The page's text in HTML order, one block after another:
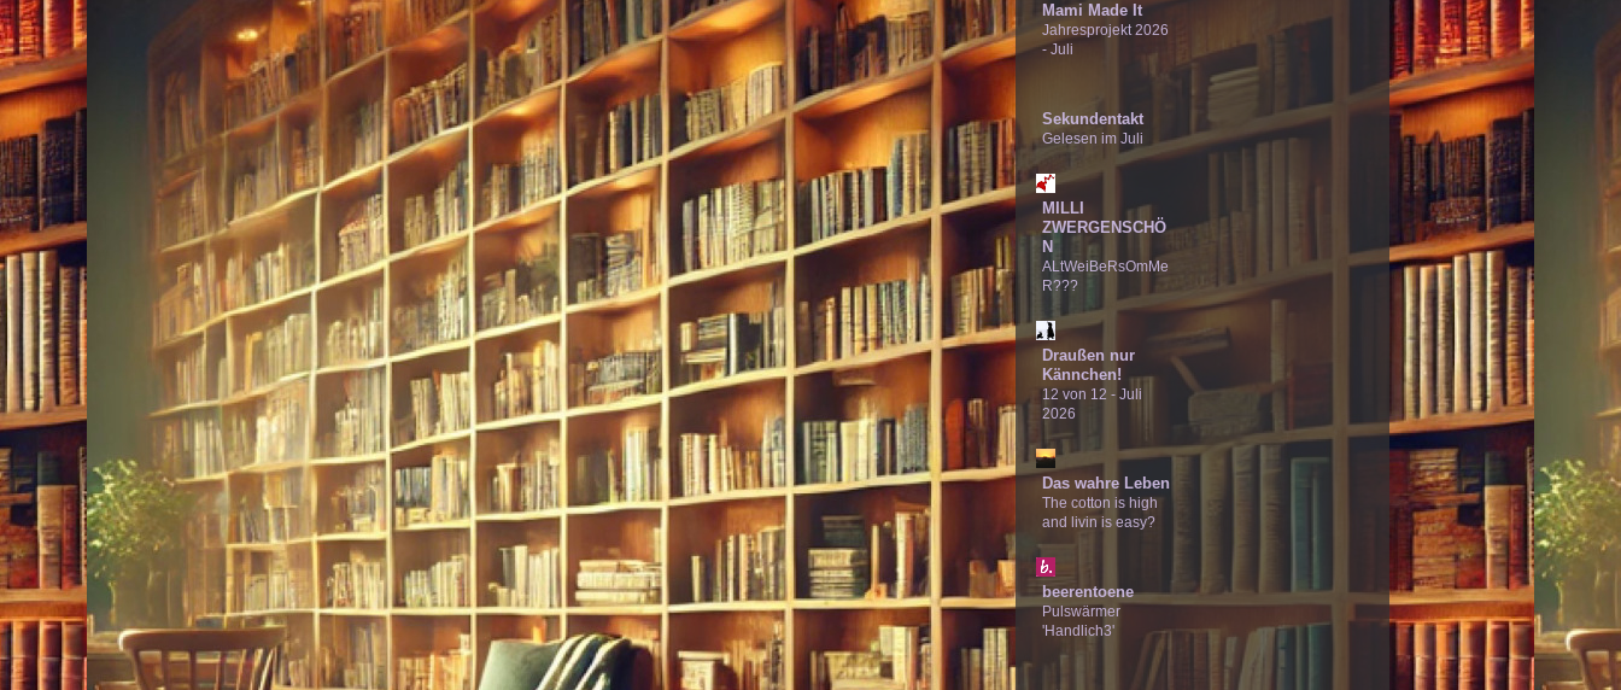
Mami Made It
Jahresprojekt 2026
- Juli
Sekundentakt
Gelesen im Juli
MILLI
ZWERGENSCHÖ
N
ALtWeiBeRsOmMe
R???
Draußen nur
Kännchen!
12 von 12 - Juli
2026
Das wahre Leben
The cotton is high
and livin is easy?
beerentoene
Pulswärmer
'Handlich3'